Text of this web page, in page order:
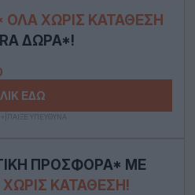
ΟΛΑ ΧΩΡΊΣ ΚΑΤΆΘΕΣΗ
ΔΏΡΑ*!
ΥΠΕΥΘΥΝΑ
ΕΔΩ
ΠΡΟΣΦΟΡΆ* ΜΕ
ΚΑΤΆΘΕΣΗ!